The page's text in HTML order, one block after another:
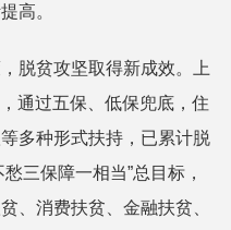
高。
贫攻坚取得新成效。上
通过五保、低保兜底，住
多种形式扶持，已累计脱
三保障一相当”总目标，
、消费扶贫、金融扶贫、